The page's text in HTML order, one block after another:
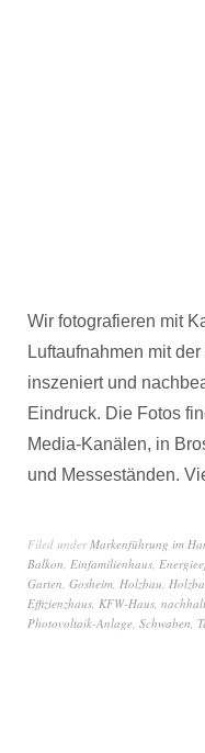
Wir fotografieren mit
Luftaufnahmen mit
inszeniert und
Eindruck. Die Fotos
Media-Kanälen, in
und Messeständen.
Filed underMarkenführung im
Balkon, Einfamilienhaus,
Garten, Gosheim, Holzbau,
Effizienzhaus, KFW-Haus,
Photovoltaik-Anlage, Schwaben,